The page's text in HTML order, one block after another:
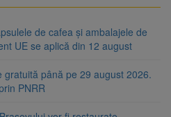
de cafea și ambalajele de
UE se aplică din 12 august
până pe 29 august 2026.
PNRR